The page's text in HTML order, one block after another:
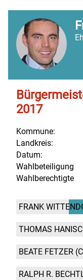
2017
Kommune:
Landkreis:
Datum:
Wahlbeteiligung
Wahlberechtigte
FRANK
THOMAS
BEATE FETZER
RALPH R.